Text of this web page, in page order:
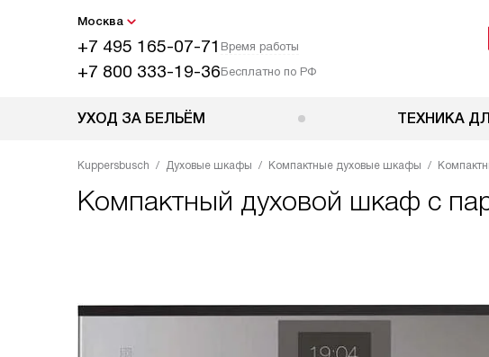
Москва
+7 495 165-07-71 Время работы
+7 800 333-19-36Бесплатно по РФ
УХОД ЗА БЕЛЬЁМ ТЕХНИКА
Kuppersbusch Духовые шкафы Компактные духовые шкафы
Компактный духовой шкаф с